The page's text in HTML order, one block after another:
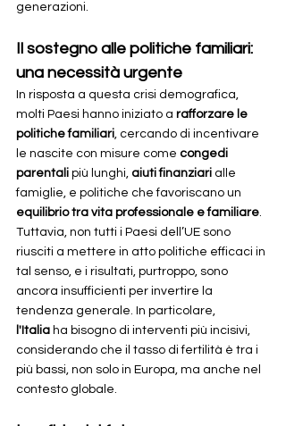
generazioni.
Il sostegno alle politiche familiari:
una necessità urgente
In risposta a questa crisi demografica,
molti Paesi hanno iniziato a rafforzare le
politiche familiari, cercando di incentivare
le nascite con misure come congedi
parentali più lunghi, aiuti finanziari alle
famiglie, e politiche che favoriscano un
equilibrio tra vita professionale e familiare.
Tuttavia, non tutti i Paesi dell’UE sono
riusciti a mettere in atto politiche efficaci in
tal senso, e i risultati, purtroppo, sono
ancora insufficienti per invertire la
tendenza generale. In particolare,
l'Italia ha bisogno di interventi più incisivi,
considerando che il tasso di fertilità è tra i
più bassi, non solo in Europa, ma anche nel
contesto globale.